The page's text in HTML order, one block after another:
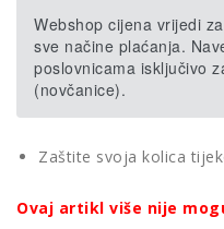
Webshop cijena vrijedi
sve načine plaćanja.
poslovnicama isključivo
(novčanice).
Zaštite svoja kolica
Ovaj artikl više nije